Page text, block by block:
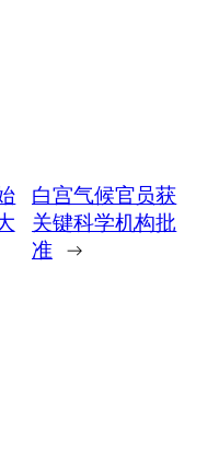
白宫气候官员获
关键科学机构批
准 →